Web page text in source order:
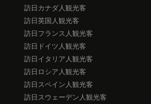
訪日カナダ人観光客
訪日英国人観光客
訪日フランス人観光客
訪日ドイツ人観光客
訪日イタリア人観光客
訪日ロシア人観光客
訪日スペイン人観光客
訪日スウェーデン人観光客